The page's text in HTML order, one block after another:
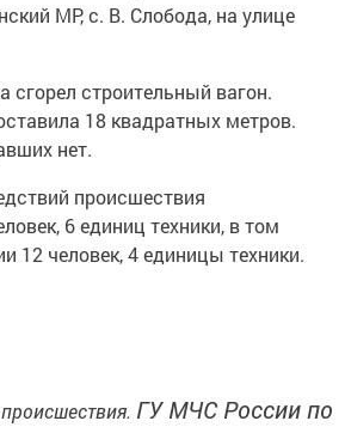
МР, с. В. Слобода, на улице
сгорел строительный вагон.
18 квадратных метров.
нет.
происшествия
6 единиц техники, в том
12 человек, 4 единицы техники.
ГУ МЧС России по